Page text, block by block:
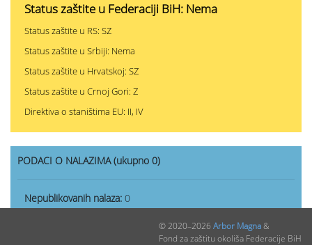
Status zaštite u Federaciji BiH: Nema
Status zaštite u RS: SZ
Status zaštite u Srbiji: Nema
Status zaštite u Hrvatskoj: SZ
Status zaštite u Crnoj Gori: Z
Direktiva o staništima EU: II, IV
PODACI O NALAZIMA (ukupno 0)
Nepublikovanih nalaza: 0
© 2020–2026 Arbor Magna&
Fond za zaštitu okoliša Federacije BiH